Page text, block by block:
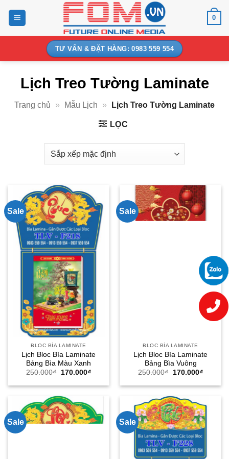
0
TƯ VẤN & ĐẶT HÀNG: 0983 559 554
Lịch Treo Tường Laminate
Trang chủ » Mẫu Lịch » Lịch Treo Tường Laminate
LỌC
Sale
BLOC BÌA LAMINATE
Lịch Bloc Bìa Laminate
Bảng Bìa Màu Xanh
250.000₫
Giá
là:
170.000₫Giá
tại
Sale
BLOC BÌA LAMINATE
Lịch Bloc Bìa Laminate
Bảng Bìa Vuông
250.000₫
Giá
là:
170.000₫Giá
tại
Sale Sale